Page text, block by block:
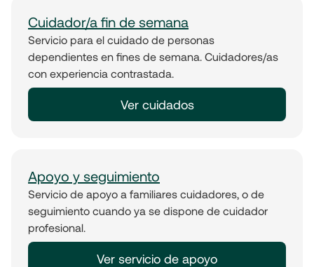
Cuidador/a fin de semana
Servicio para el cuidado de personas
dependientes en fines de semana. Cuidadores/as
con experiencia contrastada.
Ver cuidados
Apoyo y seguimiento
Servicio de apoyo a familiares cuidadores, o de
seguimiento cuando ya se dispone de cuidador
profesional.
Ver servicio de apoyo